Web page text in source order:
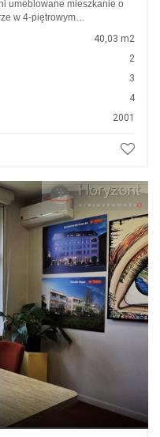
umeblowane mieszkanie o
w 4-piętrowym…
40,03 m2
2
3
4
2001